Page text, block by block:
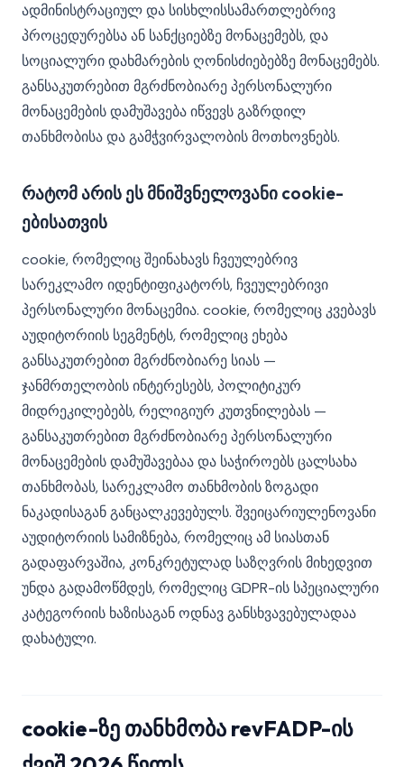
ადმინისტრაციულ და სისხლისსამართლებრივ
პროცედურებსა ან სანქციებზე მონაცემებს, და
სოციალური დახმარების ღონისძიებებზე მონაცემებს.
განსაკუთრებით მგრძნობიარე პერსონალური
მონაცემების დამუშავება იწვევს გაზრდილ
თანხმობისა და გამჭვირვალობის მოთხოვნებს.
რატომ არის ეს მნიშვნელოვანი cookie-
ებისათვის
cookie, რომელიც შეინახავს ჩვეულებრივ
სარეკლამო იდენტიფიკატორს, ჩვეულებრივი
პერსონალური მონაცემია. cookie, რომელიც კვებავს
აუდიტორიის სეგმენტს, რომელიც ეხება
განსაკუთრებით მგრძნობიარე სიას —
ჯანმრთელობის ინტერესებს, პოლიტიკურ
მიდრეკილებებს, რელიგიურ კუთვნილებას —
განსაკუთრებით მგრძნობიარე პერსონალური
მონაცემების დამუშავებაა და საჭიროებს ცალსახა
თანხმობას, სარეკლამო თანხმობის ზოგადი
ნაკადისაგან განცალკევებულს. შვეიცარიულენოვანი
აუდიტორიის სამიზნება, რომელიც ამ სიასთან
გადაფარვაშია, კონკრეტულად საზღვრის მიხედვით
უნდა გადამოწმდეს, რომელიც GDPR-ის სპეციალური
კატეგორიის ხაზისაგან ოდნავ განსხვავებულადაა
დახატული.
cookie-ზე თანხმობა revFADP-ის